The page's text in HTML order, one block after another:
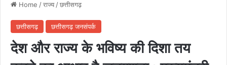
Home /राज्य/छत्तीसगढ़
छत्तीसगढ़ छत्तीसगढ़ जनसंपर्क
देश और राज्य के भविष्य की दिशा तय